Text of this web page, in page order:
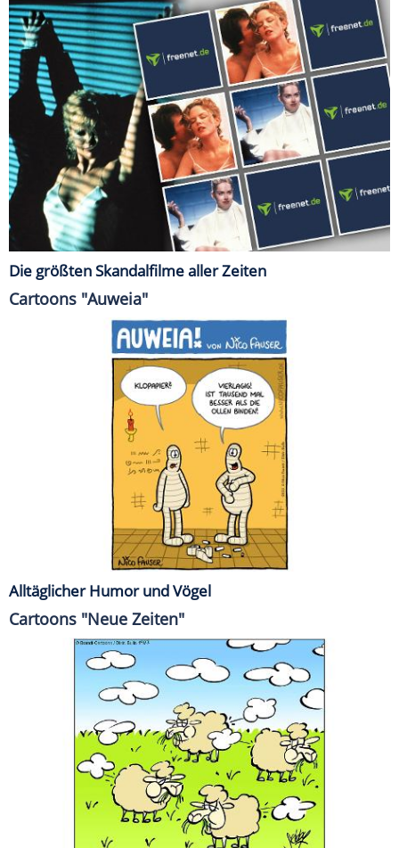
Die größten Skandalfilme aller Zeiten
Cartoons "Auweia"
Alltäglicher Humor und Vögel
Cartoons "Neue Zeiten"